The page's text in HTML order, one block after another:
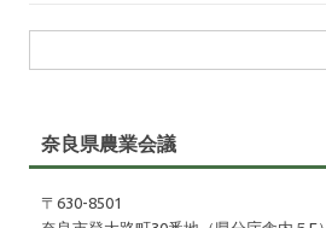
奈良県農業会議
〒630-8501